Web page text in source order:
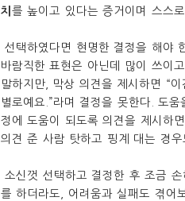
치 를 높이고 있다는 증거이며 스스
선택하였다면 현명한 결정을 해야
바람직한 표현은 아닌데 많이 쓰이
말하지만, 막상 의견을 제시하면 “
별로예요.”라며 결정을 못한다. 도
정에 도움이 되도록 의견을 제시하
의견 준 사람 탓하고 핑계 대는 경우
소신껏 선택하고 결정한 후 조금
를 하더라도, 어려움과 실패도 겪어